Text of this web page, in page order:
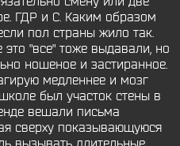
ГДР и С. Каким образом
пол страны жило так.
это "все" тоже выдавали, но
ношеное и застиранное.
медленнее и мозг
был участок стены в
вешали письма
сверху показывающуюся